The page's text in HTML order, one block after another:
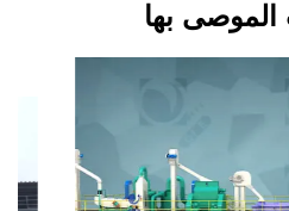
الموصى بها